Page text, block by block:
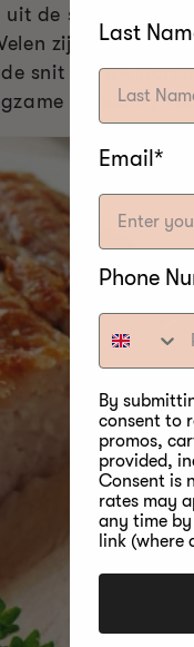
uit de schouder
zijn er dol op
snit die uw
bereiding
Last
Email*
Phone
By
consent to
promos,
provided,
Consent is
rates may
any time by
link (where